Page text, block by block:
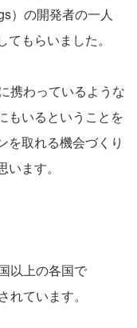
）の開発者の一人
もらいました。
携わっているような
もいるということを
を取れる機会づくり
ます。
以上の各国で
ています。